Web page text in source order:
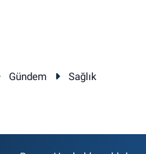
Gündem
Sağlık